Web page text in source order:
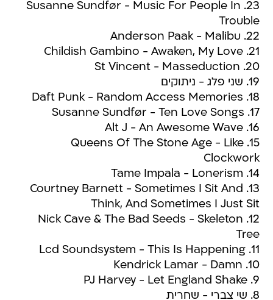
23. Susanne Sundfør - Music For People In
Trouble
22. Anderson Paak - Malibu
21. Childish Gambino - Awaken, My Love
20. St Vincent - Masseduction
19. שני פלג - ניתוקים
18. Daft Punk - Random Access Memories
17. Susanne Sundfør - Ten Love Songs
16. Alt J - An Awesome Wave
15. Queens Of The Stone Age - Like
Clockwork
14. Tame Impala - Lonerism
13. Courtney Barnett - Sometimes I Sit And
Think, And Sometimes I Just Sit
12. Nick Cave & The Bad Seeds - Skeleton
Tree
11. Lcd Soundsystem - This Is Happening
10. Kendrick Lamar - Damn
9. PJ Harvey - Let England Shake
8. שי צברי - שחרית